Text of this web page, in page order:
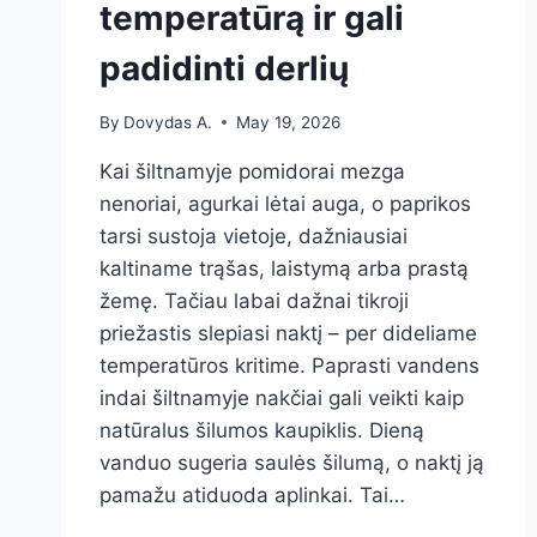
temperatūrą ir gali
padidinti derlių
By Dovydas A. May 19, 2026
Kai šiltnamyje pomidorai mezga
nenoriai, agurkai lėtai auga, o paprikos
tarsi sustoja vietoje, dažniausiai
kaltiname trąšas, laistymą arba prastą
žemę. Tačiau labai dažnai tikroji
priežastis slepiasi naktį – per dideliame
temperatūros kritime. Paprasti vandens
indai šiltnamyje nakčiai gali veikti kaip
natūralus šilumos kaupiklis. Dieną
vanduo sugeria saulės šilumą, o naktį ją
pamažu atiduoda aplinkai. Tai…